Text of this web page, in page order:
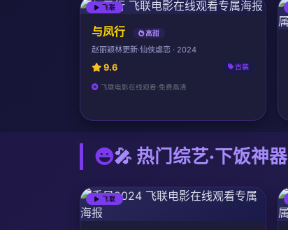
飞联
与凤行 高甜
赵丽颖林更新·仙侠虐恋 · 2024
9.6 古装
飞联电影在线观看·免费高清
🎤 热门综艺·下饭神器
飞联